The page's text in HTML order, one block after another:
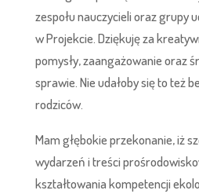
zespołu nauczycieli oraz grupy
w Projekcie. Dziękuję za
pomysły, zaangażowanie oraz
sprawie. Nie udałoby się to też
rodziców.
Mam głębokie przekonanie, iż
wydarzeń i treści
kształtowania kompetencji